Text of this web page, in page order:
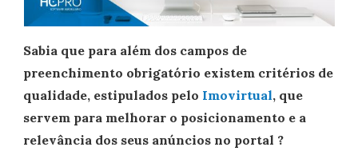
Sabia que para além dos campos de
preenchimento obrigatório existem critérios de
qualidade, estipulados pelo Imovirtual, que
servem para melhorar o posicionamento e a
relevância dos seus anúncios no portal ?